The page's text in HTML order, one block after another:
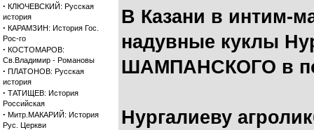
· КЛЮЧЕВСКИЙ: Русская
история
· КАРАМЗИН: История Гос.
Рос-го
· КОСТОМАРОВ:
Св.Владимир - Романовы
· ПЛАТОНОВ: Русская
история
· ТАТИЩЕВ: История
Российская
· Митр.МАКАРИЙ: История
Рус. Церкви
В Казани в интим-
надувные куклы
ШАМПАНСКОГО в
Нургалиеву